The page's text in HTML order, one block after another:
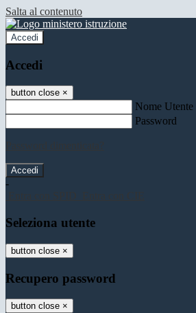
Salta al contenuto
Accedi
Accedi
button close ×
Nome Utente
Password
-
Seleziona utente
button close ×
Recupero password
button close ×